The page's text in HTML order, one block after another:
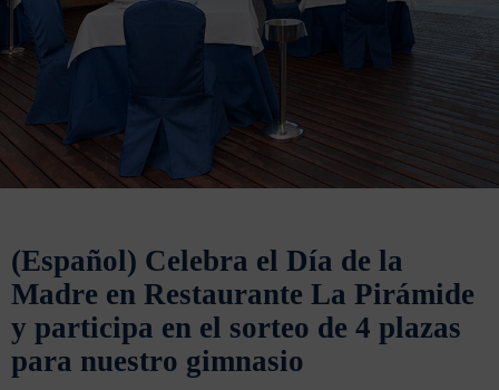
(Español) Celebra el Día de la
Madre en Restaurante La Pirámide
y participa en el sorteo de 4 plazas
para nuestro gimnasio